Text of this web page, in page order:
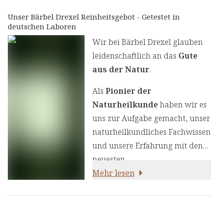
Unser Bärbel Drexel Reinheitsgebot - Getestet in
deutschen Laboren
Wir bei Bärbel Drexel glauben
leidenschaftlich an das Gute
aus der Natur.
Als Pionier der
Naturheilkundehaben wir es
uns zur Aufgabe gemacht, unser
naturheilkundliches Fachwissen
und unsere Erfahrung mit den
neuesten
ernährungswissenschaftlichen
Mehr lesen